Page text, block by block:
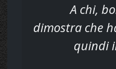
A chi,
dimostra che
quindi